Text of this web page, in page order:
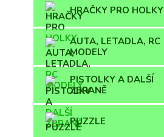
HRAČKY PRO HOLKY
AUTA, LETADLA, RC
MODELY
PISTOLKY A DALŠÍ
ZBRANĚ
PUZZLE